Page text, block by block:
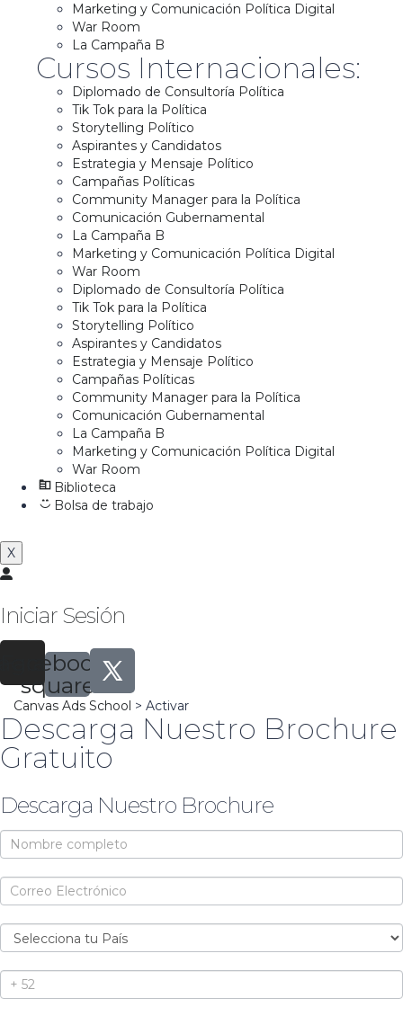
Marketing y Comunicación Política Digital
War Room
La Campaña B
Cursos Internacionales:
Diplomado de Consultoría Política
Tik Tok para la Política
Storytelling Político
Aspirantes y Candidatos
Estrategia y Mensaje Político
Campañas Políticas
Community Manager para la Política
Comunicación Gubernamental
La Campaña B
Marketing y Comunicación Política Digital
War Room
Diplomado de Consultoría Política
Tik Tok para la Política
Storytelling Político
Aspirantes y Candidatos
Estrategia y Mensaje Político
Campañas Políticas
Community Manager para la Política
Comunicación Gubernamental
La Campaña B
Marketing y Comunicación Política Digital
War Room
Biblioteca
Bolsa de trabajo
X
Iniciar Sesión
Facebook-
square
Canvas Ads School > Activar
Descarga Nuestro Brochure
Gratuito
Descarga Nuestro Brochure
Brochure